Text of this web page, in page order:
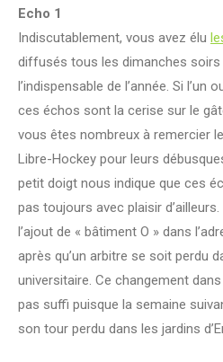
Echo 1
Indiscutablement, vous avez élu
diffusés tous les dimanches
l’indispensable de l’année. Si l’un
ces échos sont la cerise sur le
vous êtes nombreux à remercier
Libre-Hockey pour leurs
petit doigt nous indique que ces
pas toujours avec plaisir
l’ajout de « bâtiment O » dans
après qu’un arbitre se soit perdu
universitaire. Ce changement dans
pas suffi puisque la semaine
son tour perdu dans les jardins